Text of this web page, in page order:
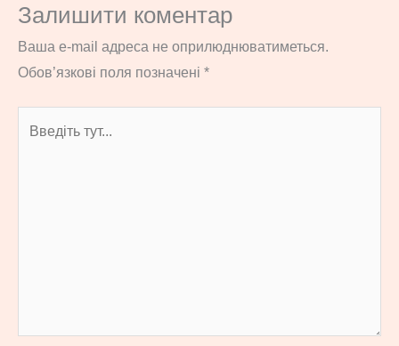
Залишити коментар
Ваша e-mail адреса не оприлюднюватиметься.
Обов’язкові поля позначені *